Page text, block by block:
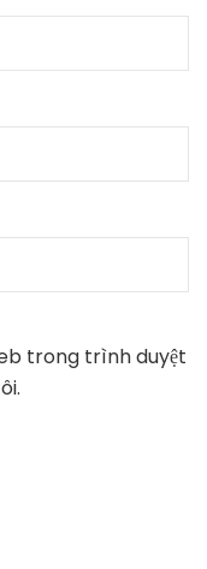
trong trình duyệt